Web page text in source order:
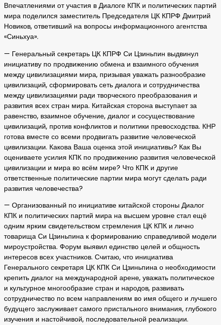
Впечатлениями от участия в Диалоге КПК и политических партий
мира поделился заместитель Председателя ЦК КПРФ Дмитрий
Новиков, ответивший на вопросы информационного агентства
«Синьхуа».
— Генеральный секретарь ЦК КПРФ Си Цзиньпин выдвинул
инициативу по продвижению обмена и взаимного обучения
между цивилизациями мира, призывая уважать разнообразие
цивилизаций, сформировать сеть диалога и сотрудничества
между цивилизациями ради творческого преобразования и
развития всех стран мира. Китайская сторона выступает за
равенство, взаимное обучение, диалог и сосуществование
цивилизаций, против конфликтов и политики превосходства. КНР
готова вместе со всеми продвигать развитие человеческой
цивилизации. Какова Ваша оценка этой инициативы? Как Вы
оцениваете усилия КПК по продвижению развития человеческой
цивилизации и мира во всём мире? Что КПК и другие
ответственные политические партии мира могут сделать ради
развития человечества?
— Организованный по инициативе китайской стороны Диалог
КПК и политических партий мира на высшем уровне стал ещё
одним ярким свидетельством стремления ЦК КПК и лично
товарища Си Цзиньпина к формированию справедливой модели
мироустройства. Форум выявил единство целей и общность
интересов всех участников. Считаю, что инициатива
Генерального секретаря ЦК КПК Си Цзиньпина о необходимости
крепить диалог на международной арене, уважать политическое
и культурное многообразие стран и народов, развивать
сотрудничество по всем направлениям во имя общего и лучшего
будущего заслуживает самого пристального внимания, глубокого
изучения и настойчивой, последовательной реализации.